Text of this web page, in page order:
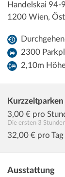
Handelskai 94-
1200 Wien,
2300
2,10m
Kurzzeitparken
3,00 € pro
Die ersten 3
32,00 € pro Tag
Ausstattung